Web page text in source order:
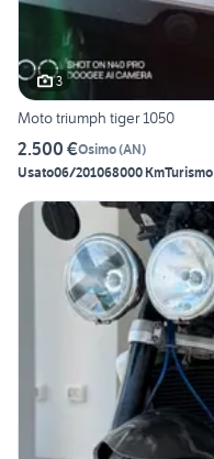
3
Moto triumph tiger 1050
2.500 €Osimo(AN)
Usato06/201068000 KmTurismo